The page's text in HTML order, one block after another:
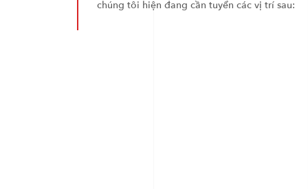
chúng tôi hiện đang cần tuyển các vị trí sau: